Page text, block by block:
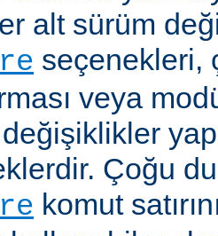
alt sürüm
seçenekleri,
veya
Çoğu
komut